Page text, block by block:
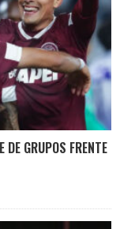
DE GRUPOS FRENTE